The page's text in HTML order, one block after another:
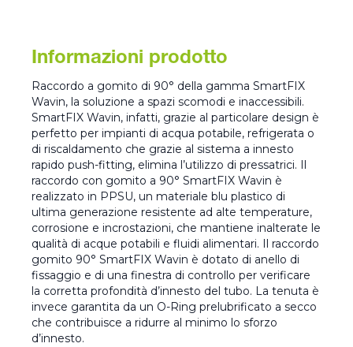
Informazioni prodotto
Raccordo a gomito di 90° della gamma SmartFIX
Wavin, la soluzione a spazi scomodi e inaccessibili.
SmartFIX Wavin, infatti, grazie al particolare design è
perfetto per impianti di acqua potabile, refrigerata o
di riscaldamento che grazie al sistema a innesto
rapido push-fitting, elimina l’utilizzo di pressatrici. Il
raccordo con gomito a 90° SmartFIX Wavin è
realizzato in PPSU, un materiale blu plastico di
ultima generazione resistente ad alte temperature,
corrosione e incrostazioni, che mantiene inalterate le
qualità di acque potabili e fluidi alimentari. Il raccordo
gomito 90° SmartFIX Wavin è dotato di anello di
fissaggio e di una finestra di controllo per verificare
la corretta profondità d’innesto del tubo. La tenuta è
invece garantita da un O-Ring prelubrificato a secco
che contribuisce a ridurre al minimo lo sforzo
d’innesto.